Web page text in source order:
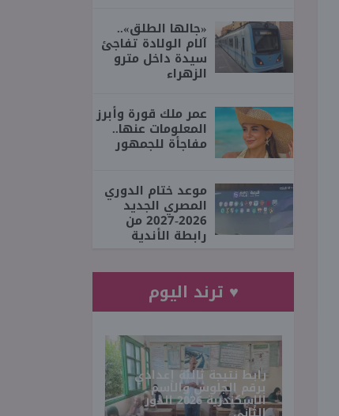
«جالها الطلق»..
آلام الولادة تفاجئ
سيدة داخل مترو
الزهراء
عمر ملك قورة وأبرز
المعلومات عنها..
مفاجأة للجمهور
موعد ختام الدوري
المصري الجديد
2026-2027 من
رابطة الأندية
♥ ترند اليوم
رابط نتيجة ثالثة إعدادي
برقم الجلوس والاسم
الإسكندرية 2026 الدور